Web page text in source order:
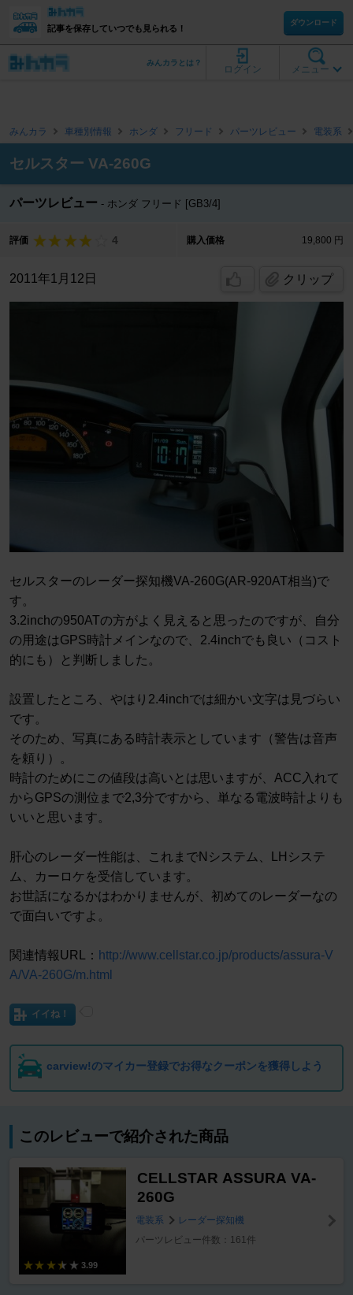
記事を保存していつでも見られる！
ダウンロード
メニュー
ログイン
みんカラとは？
みんカラ 車種別情報 ホンダ フリード パーツレビュー 電装系
セルスター VA-260G
パーツレビュー ホンダ フリード [GB3/4]
評価 4 購入価格 19,800 円
2011年1月12日 クリップ
セルスターのレーダー探知機VA-260G(AR-920AT相当)で
す。
3.2inchの950ATの方がよく見えると思ったのですが、自分
の用途はGPS時計メインなので、2.4inchでも良い（コスト
的にも）と判断しました。
設置したところ、やはり2.4inchでは細かい文字は見づらい
です。
そのため、写真にある時計表示としています（警告は音声
を頼り）。
時計のためにこの値段は高いとは思いますが、ACC入れて
からGPSの測位まで2,3分ですから、単なる電波時計よりも
いいと思います。
肝心のレーダー性能は、これまでNシステム、LHシステ
ム、カーロケを受信しています。
お世話になるかはわかりませんが、初めてのレーダーなの
で面白いですよ。
関連情報URL： http://www.cellstar.co.jp/products/assura-V
A/VA-260G/m.html
イイね！
carview!のマイカー登録でお得なクーポンを獲得しよう
このレビューで紹介された商品
3.99
CELLSTAR ASSURA VA-
260G
電装系
レーダー探知機
パーツレビュー件数：161件